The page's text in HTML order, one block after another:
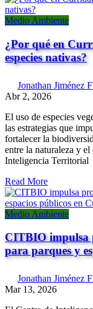
Medio Ambiente
¿Por qué en
especies nativas?
Jonathan Jiménez
Abr 2, 2026
El uso de especies
las estrategias que
fortalecer la
entre la naturaleza y
Inteligencia Territorial
Read More
Medio Ambiente
CITBIO impulsa
para parques y
Jonathan Jiménez
Mar 13, 2026